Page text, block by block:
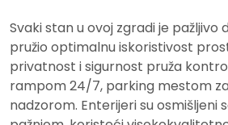
Svaki stan u ovoj zgradi je pažljivo
pružio optimalnu iskoristivost
privatnost i sigurnost pruža
rampom 24/7, parking mestom
nadzorom. Enterijeri su osmišljeni